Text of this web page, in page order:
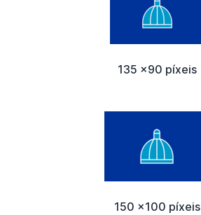
135 x90 píxeis
150 x100 píxeis